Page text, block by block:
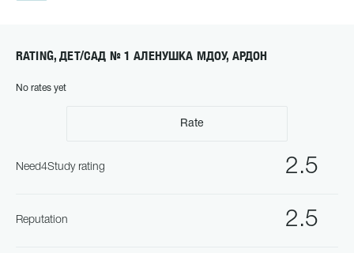
RATING, ДЕТ/САД № 1 АЛЕНУШКА МДОУ, АРДОН
No rates yet
Rate
2.5
Need4Study rating
2.5
Reputation